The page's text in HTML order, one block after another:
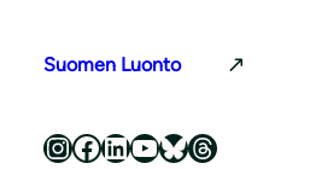
Suomen Luonto
Luonnonsuojeluliitto Instagramissa Luonnonsuojeluliitto Facebookissa Luonnonsuojeluliitto LinkedInissä Luonnonsuojeluliiton YouTube-kanava Luonnonsuojeluliitto Blueskyssa Luonnonsuojeluliitto Threadsissa